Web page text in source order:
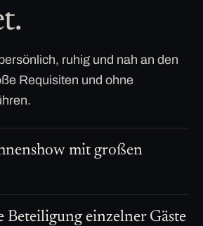
ruhig und nah an den
Requisiten und ohne
mit großen
Beteiligung einzelner Gäste